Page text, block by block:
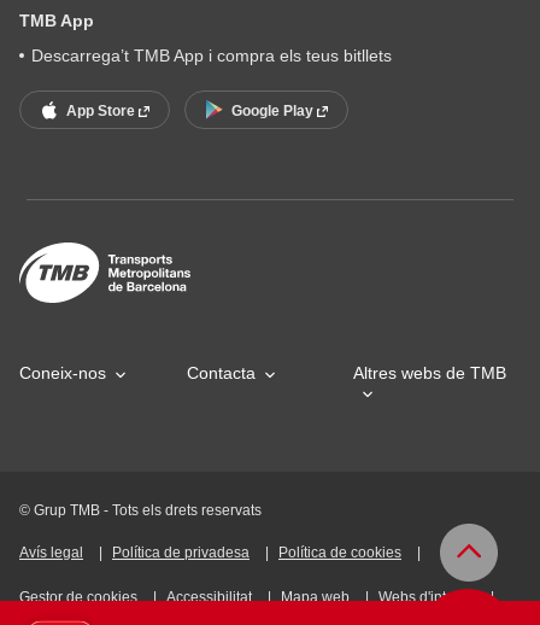
TMB App
Descarrega’t TMB App i compra els teus bitllets
App Store Google Play
Coneix-nos Contacta Altres webs de TMB
© Grup TMB - Tots els drets reservats
Avís legal Política de privadesa Política de cookies
Gestor de cookies Accessibilitat Mapa web Webs d'interès